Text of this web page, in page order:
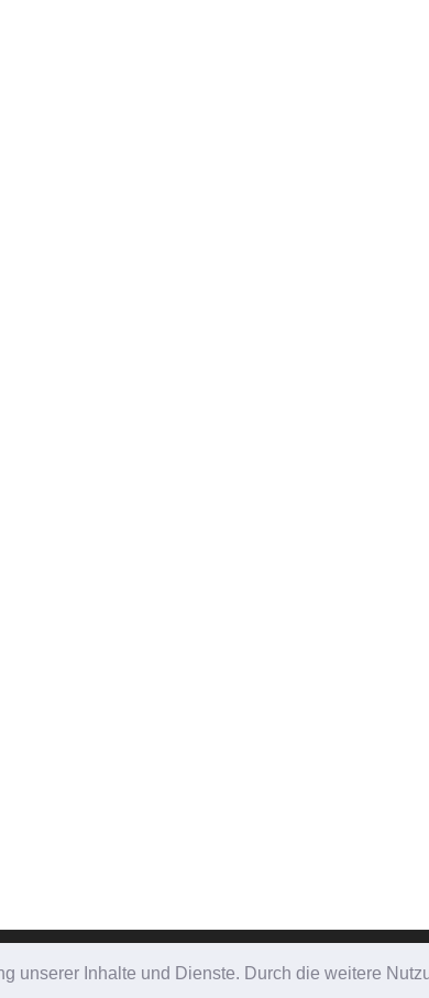
unserer Inhalte und Dienste. Durch die weitere